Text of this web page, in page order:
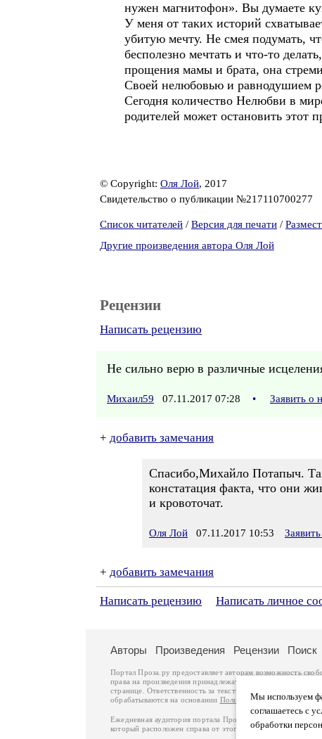
нужен магнитофон». Вы думаете
У меня от таких историй
убитую мечту. Не смея подумать,
бесполезно мечтать и что-то
прощения мамы и брата, она
Своей нелюбовью и равнодушием
Сегодня количество Нелюбви в
родителей может остановить этот
© Copyright: Оля Лой, 2017
Свидетельство о публикации №217110700277
Список читателей / Версия для печати /
Другие произведения автора Оля Лой
Рецензии
Написать рецензию
Не сильно верю в различные
Михаил59 07.11.2017 07:28 • Заявить о
+ добавить замечания
Спасибо,Михайло Потапыч.
констатация факта, что они
и кровоточат.
Оля Лой 07.11.2017 10:53
+ добавить замечания
Написать рецензию Написать личное
Мы используем
соглашаетесь с
обработки
Авторы Произведения Рецензии Поиск
Портал Проза.ру предоставляет авторам возможность
права на произведения принадлежат авторам и охраняются
странице. Ответственность за тексты произведений
обрабатываются на основании Политики обработки
Ежедневная аудитория портала Проза.ру – порядка 100
который расположен справа от этого текста. В каждой